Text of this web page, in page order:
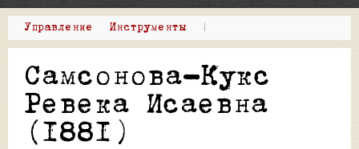
Управление Инструменты |
Самсонова-Кукс
Ревека Исаевна
(1881)